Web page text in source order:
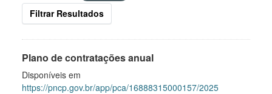
Filtrar Resultados
Plano de contratações anual
Disponíveis em
https://pncp.gov.br/app/pca/16888315000157/2025